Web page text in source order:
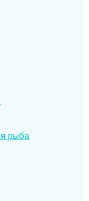
рыба